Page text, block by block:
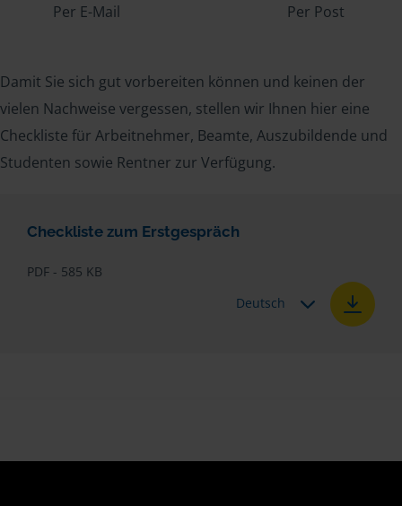
Per E-Mail Per Post
Damit Sie sich gut vorbereiten können und keinen der
vielen Nachweise vergessen, stellen wir Ihnen hier eine
Checkliste für Arbeitnehmer, Beamte, Auszubildende und
Studenten sowie Rentner zur Verfügung.
Checkliste zum Erstgespräch
PDF - 585 KB
Deutsch